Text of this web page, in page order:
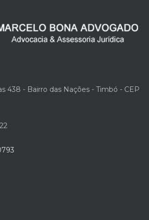
438 - Bairro das Nações - Timbó - CEP